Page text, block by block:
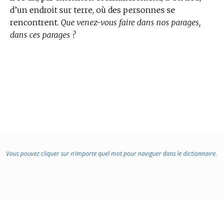
d’un endroit sur terre, où des personnes se
rencontrent. Que venez-vous faire dans nos parages,
dans ces parages ?
Vous pouvez cliquer sur n’importe quel mot pour naviguer dans le dictionnaire.